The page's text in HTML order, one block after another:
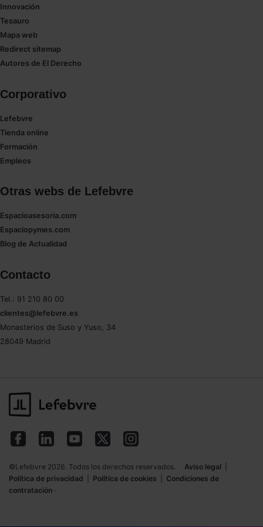
Innovación
Tesauro
Mapa web
Redirect sitemap
Autores de El Derecho
Corporativo
Lefebvre
Tienda online
Formación
Empleos
Otras webs de Lefebvre
Espacioasesoria.com
Espaciopymes.com
Blog de Actualidad
Contacto
Tel.: 91 210 80 00
clientes@lefebvre.es
Monasterios de Suso y Yuso, 34
28049 Madrid
©Lefebvre 2026. Todos los derechos reservados. Aviso legal
Política de privacidad
Política de cookies
Condiciones de
contratación ·